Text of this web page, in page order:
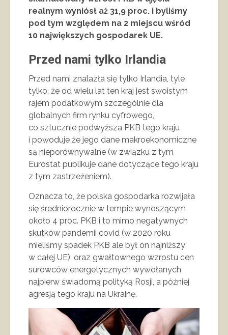
realnym wyniósł aż 31,9 proc. i byliśmy
pod tym względem na 2 miejscu wśród
10 największych gospodarek UE.
Przed nami tylko Irlandia
Przed nami znalazła się tylko Irlandia, tyle
tylko, że od wielu lat ten kraj jest swoistym
rajem podatkowym szczególnie dla
globalnych firm rynku cyfrowego,
co sztucznie podwyższa PKB tego kraju
i powoduje że jego dane makroekonomiczne
są nieporównywalne (w związku z tym
Eurostat publikuje dane dotyczące tego kraju
z tym zastrzeżeniem).
Oznacza to, że polska gospodarka rozwijała
się średniorocznie w tempie wynoszącym
około 4 proc. PKB i to mimo negatywnych
skutków pandemii covid (w 2020 roku
mieliśmy spadek PKB ale był on najniższy
w całej UE), oraz gwałtownego wzrostu cen
surowców energetycznych wywołanych
najpierw świadomą polityką Rosji, a później
agresją tego kraju na Ukrainę.